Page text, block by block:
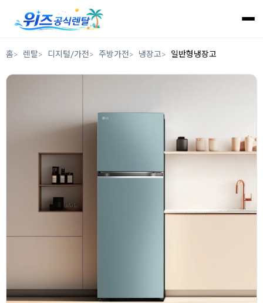
홈 렌탈 디지털/가전 주방가전 냉장고 일반형냉장고